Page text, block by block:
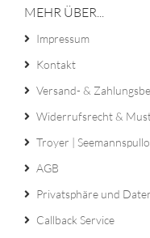
MEHR ÜBER...
Impressum
Kontakt
Versand- &
Widerrufsrecht &
Troyer |
AGB
Privatsphäre und
Callback Service